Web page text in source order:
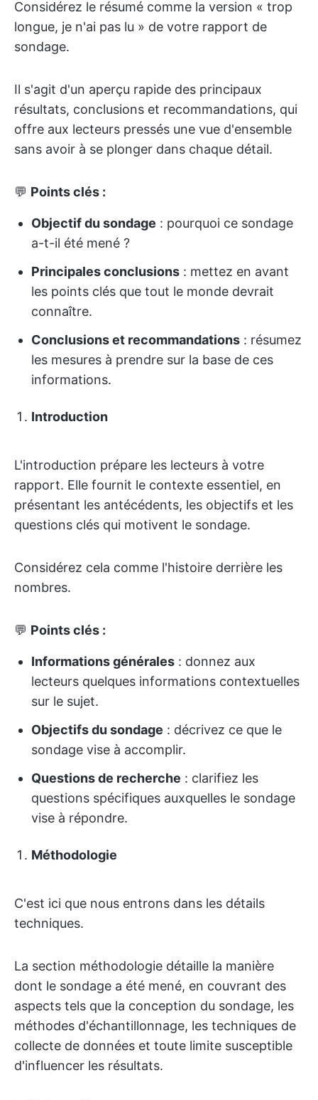
Considérez le résumé comme la version « trop
longue, je n'ai pas lu » de votre rapport de
sondage.
Il s'agit d'un aperçu rapide des principaux
résultats, conclusions et recommandations, qui
offre aux lecteurs pressés une vue d'ensemble
sans avoir à se plonger dans chaque détail.
💬 Points clés :
Objectif du sondage : pourquoi ce sondage
a-t-il été mené ?
Principales conclusions : mettez en avant
les points clés que tout le monde devrait
connaître.
Conclusions et recommandations : résumez
les mesures à prendre sur la base de ces
informations.
Introduction
L'introduction prépare les lecteurs à votre
rapport. Elle fournit le contexte essentiel, en
présentant les antécédents, les objectifs et les
questions clés qui motivent le sondage.
Considérez cela comme l'histoire derrière les
nombres.
💬 Points clés :
Informations générales : donnez aux
lecteurs quelques informations contextuelles
sur le sujet.
Objectifs du sondage : décrivez ce que le
sondage vise à accomplir.
Questions de recherche : clarifiez les
questions spécifiques auxquelles le sondage
vise à répondre.
Méthodologie
C'est ici que nous entrons dans les détails
techniques.
La section méthodologie détaille la manière
dont le sondage a été mené, en couvrant des
aspects tels que la conception du sondage, les
méthodes d'échantillonnage, les techniques de
collecte de données et toute limite susceptible
d'influencer les résultats.